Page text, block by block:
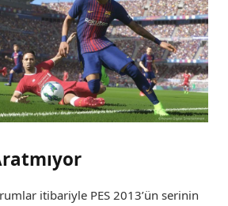
itibariyle PES 2013’ün serinin